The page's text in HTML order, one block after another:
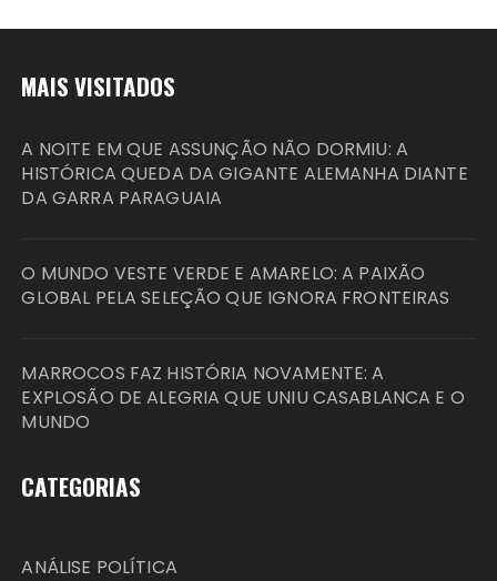
MAIS VISITADOS
A NOITE EM QUE ASSUNÇÃO NÃO DORMIU: A
HISTÓRICA QUEDA DA GIGANTE ALEMANHA DIANTE
DA GARRA PARAGUAIA
O MUNDO VESTE VERDE E AMARELO: A PAIXÃO
GLOBAL PELA SELEÇÃO QUE IGNORA FRONTEIRAS
MARROCOS FAZ HISTÓRIA NOVAMENTE: A
EXPLOSÃO DE ALEGRIA QUE UNIU CASABLANCA E O
MUNDO
CATEGORIAS
ANÁLISE POLÍTICA